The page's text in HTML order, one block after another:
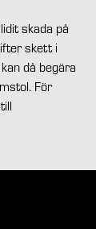
skada på
skett i
då begära
För